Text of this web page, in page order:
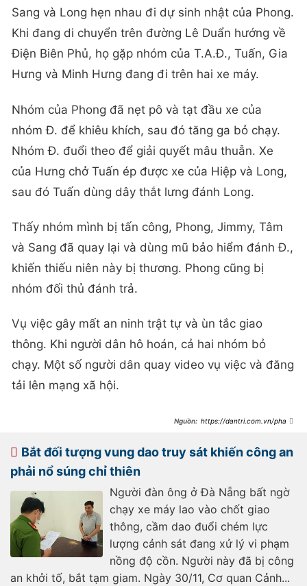
Sang và Long hẹn nhau đi dự sinh nhật của Phong.
Khi đang di chuyển trên đường Lê Duẩn hướng về
Điện Biên Phủ, họ gặp nhóm của T.A.Đ., Tuấn, Gia
Hưng và Minh Hưng đang đi trên hai xe máy.
Nhóm của Phong đã nẹt pô và tạt đầu xe của
nhóm Đ. để khiêu khích, sau đó tăng ga bỏ chạy.
Nhóm Đ. đuổi theo để giải quyết mâu thuẫn. Xe
của Hưng chở Tuấn ép được xe của Hiệp và Long,
sau đó Tuấn dùng dây thắt lưng đánh Long.
Thấy nhóm mình bị tấn công, Phong, Jimmy, Tâm
và Sang đã quay lại và dùng mũ bảo hiểm đánh Đ.,
khiến thiếu niên này bị thương. Phong cũng bị
nhóm đối thủ đánh trả.
Vụ việc gây mất an ninh trật tự và ùn tắc giao
thông. Khi người dân hô hoán, cả hai nhóm bỏ
chạy. Một số người dân quay video vụ việc và đăng
tải lên mạng xã hội.
https://dantri.com.vn/phap-
20250209112428675.htm
Bắt đối tượng vung dao truy sát khiến công an
phải nổ súng chỉ thiên
Người đàn ông ở Đà Nẵng bất ngờ
chạy xe máy lao vào chốt giao
thông, cầm dao đuổi chém lực
lượng cảnh sát đang xử lý vi phạm
nồng độ cồn. Người này đã bị công
an khởi tố, bắt tạm giam. Ngày 30/11, Cơ quan Cảnh...